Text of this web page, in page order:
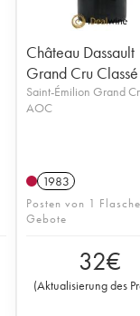
Château Dassault
Grand Cru Classé
Saint-Émilion Grand
AOC
1983
Posten von 1
Gebote
32€
(Aktualisierung des